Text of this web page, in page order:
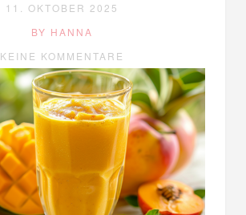
11. OKTOBER 2025
BY HANNA
KEINE KOMMENTARE